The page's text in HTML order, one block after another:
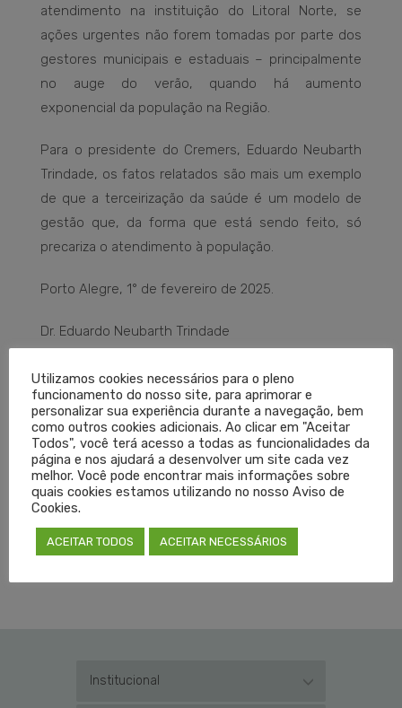
atendimento na instituição do Litoral Norte, se
ações urgentes não forem tomadas por parte dos
gestores municipais e estaduais – principalmente
no auge do verão, quando há aumento
exponencial da população na Região.
Para o presidente do Cremers, Eduardo Neubarth
Trindade, os fatos relatados são mais um exemplo
de que a terceirização da saúde é um modelo de
gestão que, da forma que está sendo feito, só
precariza o atendimento à população.
Porto Alegre, 1° de fevereiro de 2025.
Dr. Eduardo Neubarth Trindade
CREMERS DENÚNCIA ÉTICA HOSPITAL
MEDICINA MÉDICOS NOTA
LEIA MAIS
PUBLICADO EM DESTAQUES,NOTÍCIAS SEM COMENTÁRIOS
Institucional
Utilizamos cookies necessários para o pleno
funcionamento do nosso site, para aprimorar e
personalizar sua experiência durante a navegação, bem
como outros cookies adicionais. Ao clicar em "Aceitar
Todos", você terá acesso a todas as funcionalidades da
página e nos ajudará a desenvolver um site cada vez
melhor. Você pode encontrar mais informações sobre
quais cookies estamos utilizando no nosso Aviso de
Cookies.
ACEITAR TODOS ACEITAR NECESSÁRIOS